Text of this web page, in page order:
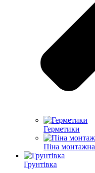
Герметики
Піна монтажна
Грунтівка